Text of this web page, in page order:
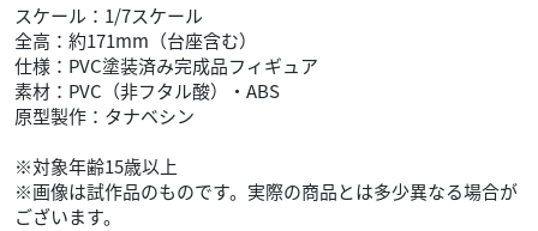
スケール：1/7スケール
全高：約171mm（台座含む）
仕様：PVC塗装済み完成品フィギュア
素材：PVC（非フタル酸）・ABS
原型製作：タナベシン
※対象年齢15歳以上
※画像は試作品のものです。実際の商品とは多少異なる場合が
ございます。